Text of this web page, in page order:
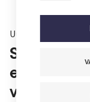
Uutinen
enemmän
vuodet